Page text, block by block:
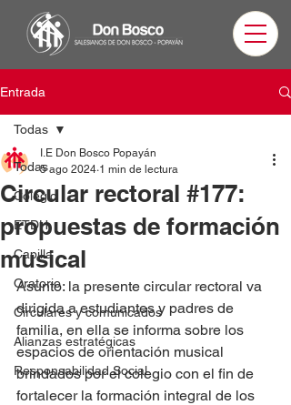
Entrada
Todas
Colegio
ETDH
Capilla
Oratorio
Circulares y comunicados
Alianzas estratégicas
Responsabilidad Social
Todas
Circular rectoral #177:
propuestas de formación
musical
I.E Don Bosco Popayán
5 ago 2024 1 min de lectura
Asunto: la presente circular rectoral va
dirigida a estudiantes y padres de
familia, en ella se informa sobre los
espacios de orientación musical
brindados por el colegio con el fin de
fortalecer la formación integral de los